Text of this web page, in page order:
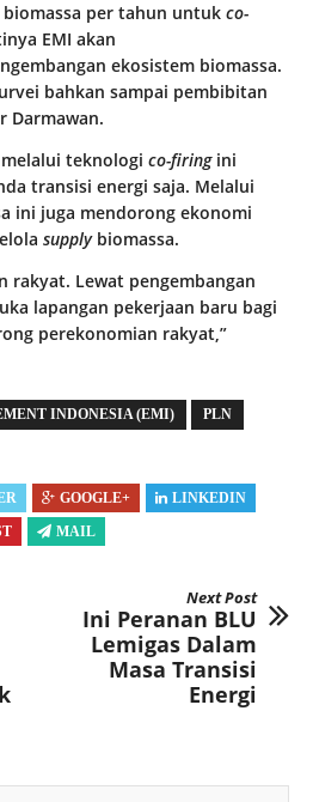
per tahun untuk co-
EMI akan
ekosistem biomassa.
bahkan sampai pembibitan
Darmawan.
teknologi co-firingini
transisi energi saja. Melalui
ini juga mendorong ekonomi
supplybiomassa.
rakyat. Lewat pengembangan
lapangan pekerjaan baru bagi
perekonomian rakyat,”
INDONESIA (EMI) PLN
GOOGLE+
LINKEDIN
MAIL
Next Post
Ini Peranan BLU
Lemigas Dalam
Masa Transisi
Energi